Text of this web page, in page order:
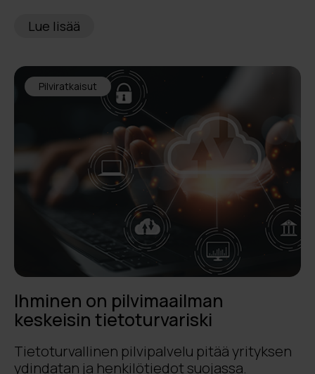
Lue lisää
Pilviratkaisut
Ihminen on pilvimaailman
keskeisin tietoturvariski
Tietoturvallinen pilvipalvelu pitää yrityksen
ydindatan ja henkilötiedot suojassa.